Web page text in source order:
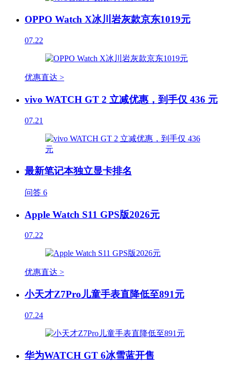
OPPO Watch X冰川岩灰款京东1019元
07.22
优惠直达 >
vivo WATCH GT 2 立减优惠，到手仅 436 元
07.21
最新笔记本独立显卡排名
问答 6
Apple Watch S11 GPS版2026元
07.22
优惠直达 >
小天才Z7Pro儿童手表直降低至891元
07.24
华为WATCH GT 6冰雪蓝开售